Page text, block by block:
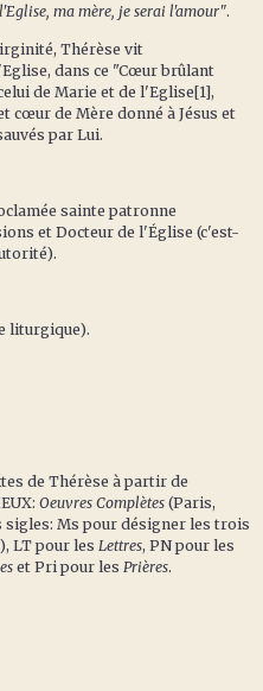
ma mère, je serai l'amour".
Thérèse vit
dans ce "Cœur brûlant
de Marie et de l'Eglise[1],
cœur de Mère donné à Jésus et
par Lui.
sainte patronne
et Docteur de l'Église (c'est-
liturgique).
de Thérèse à partir de
Oeuvres Complètes (Paris,
sigles: Ms pour désigner les trois
LT pour les Lettres, PN pour les
et Pri pour les Prières.